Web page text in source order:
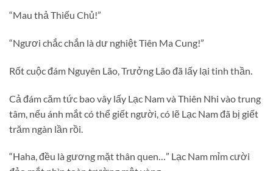
“Mau thả Thiếu Chủ!”
“Ngươi chắc chắn là dư nghiệt Tiên Ma Cung!”
Rốt cuộc đám Nguyên Lão, Trưởng Lão đã lấy lại tinh thần.
Cả đám căm tức bao vây lấy Lạc Nam và Thiên Nhi vào trung
tâm, nếu ánh mắt có thể giết người, có lẽ Lạc Nam đã bị giết
trăm ngàn lần rồi.
“Haha, đều là gương mặt thân quen…” Lạc Nam mỉm cười